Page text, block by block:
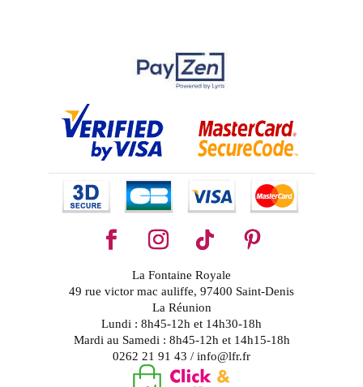
La Fontaine Royale
49 rue victor mac auliffe, 97400 Saint-Denis
La Réunion
Lundi : 8h45-12h et 14h30-18h
Mardi au Samedi : 8h45-12h et 14h15-18h
0262 21 91 43 / info@lfr.fr